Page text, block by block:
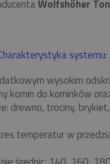
Wolfshöher
systemu:
wysokim
komin do kominków
drewno, trociny,
temperatur w